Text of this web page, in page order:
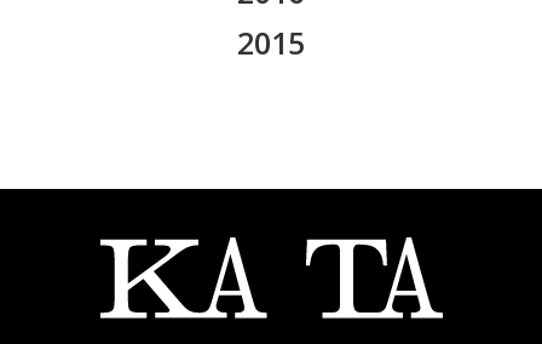
2024.01
2023.03
2023.02
2022.04
2022.01
2021.06
2021.02
2021.01
2020.06
2020.01
2019.09
2019.08
2019.01
2018.09
2018.06
2018.04
2018.03
2017.11
2017.07
2017.06
2017.05
2017.04
2016.12
2016.04
2016.03
2016.02
2015
2015.08
2015.07